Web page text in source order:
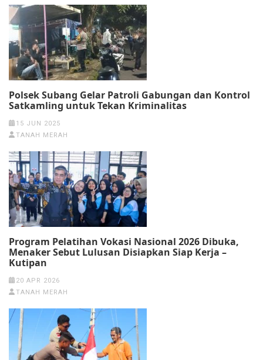
Polsek Subang Gelar Patroli Gabungan dan Kontrol
Satkamling untuk Tekan Kriminalitas
15 JUN 2025
TANAH MERAH
Program Pelatihan Vokasi Nasional 2026 Dibuka,
Menaker Sebut Lulusan Disiapkan Siap Kerja –
Kutipan
20 APR 2026
TANAH MERAH